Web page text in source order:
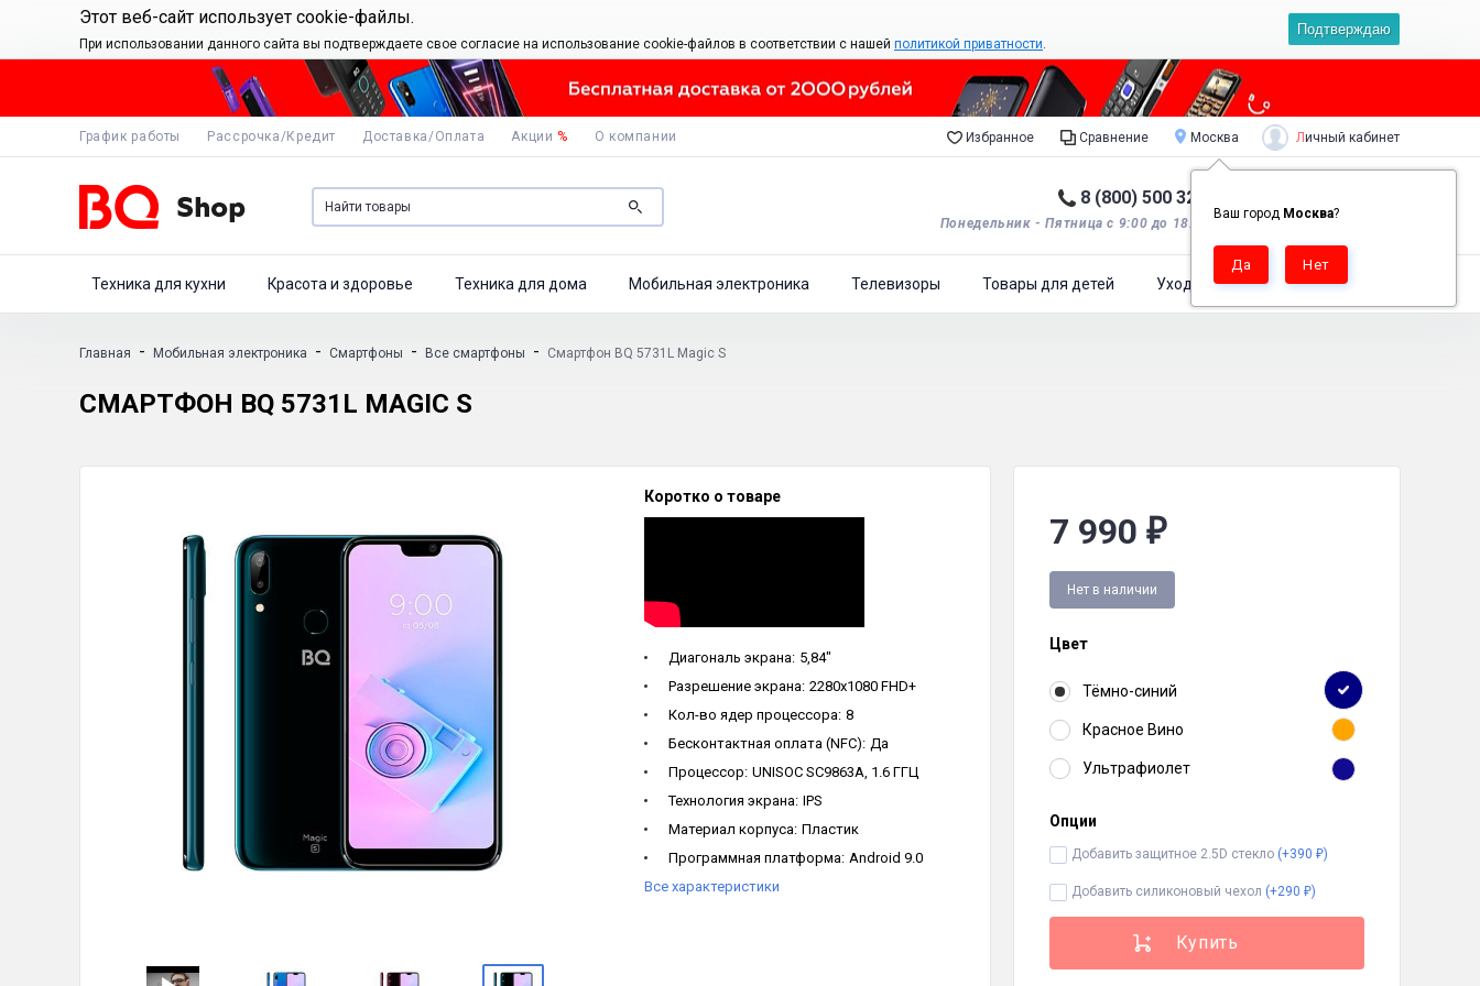
Этот веб-сайт использует cookie-файлы.
При использовании данного сайта вы подтверждаете свое согласие на использование cookie-файлов в соответствии с нашей политикой приватности.
Подтверждаю
График работы Рассрочка/Кредит Доставка/Оплата Акции % О компании Избранное Сравнение Москва
Ваш город Москва?
Личный кабинет
8 (800) 500 32 90
Понедельник - Пятница с 9:00 до 18:00*.
0 Корзина пуста
Техника для кухни Красота и здоровье Техника для дома Мобильная электроника Телевизоры Товары для детей Уход за одеждой
Главная - Мобильная электроника - Смартфоны - Все смартфоны - Смартфон BQ 5731L Magic S
СМАРТФОН BQ 5731L MAGIC S
7 990 ₽
Нет в наличии
Цвет
Тёмно-синий
Красное Вино
Ультрафиолет
Опции
Добавить защитное 2.5D стекло (+390 ₽)
Добавить силиконовый чехол (+290 ₽)
Коротко о товаре
Диагональ экрана: 5,84"
Разрешение экрана: 2280x1080 FHD+
Кол-во ядер процессора: 8
Бесконтактная оплата (NFC): Да
Процессор: UNISOC SC9863A, 1.6 ГГЦ
Технология экрана: IPS
Материал корпуса: Пластик
Программная платформа: Android 9.0
Объем оперативной памяти:
Все характеристики